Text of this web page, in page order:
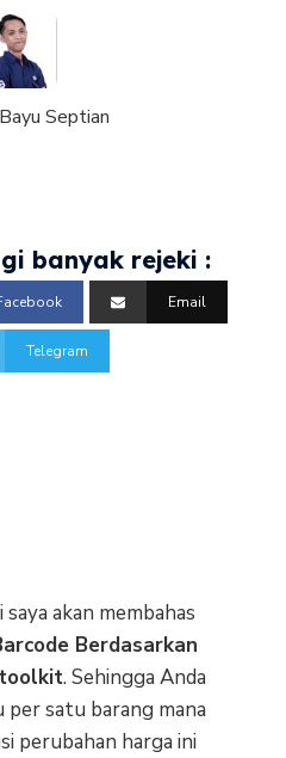
Bayu Septian
banyak rejeki :
Email
Telegram
akan membahas
Berdasarkan
. Sehingga Anda
satu barang mana
perubahan harga ini